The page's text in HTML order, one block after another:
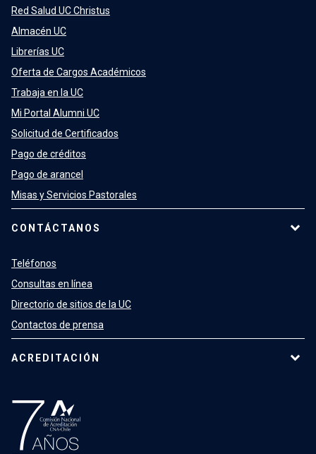
Red Salud UC Christus
Almacén UC
Librerías UC
Oferta de Cargos Académicos
Trabaja en la UC
Mi Portal Alumni UC
Solicitud de Certificados
Pago de créditos
Pago de arancel
Misas y Servicios Pastorales
CONTÁCTANOS
Teléfonos
Consultas en línea
Directorio de sitios de la UC
Contactos de prensa
ACREDITACIÓN